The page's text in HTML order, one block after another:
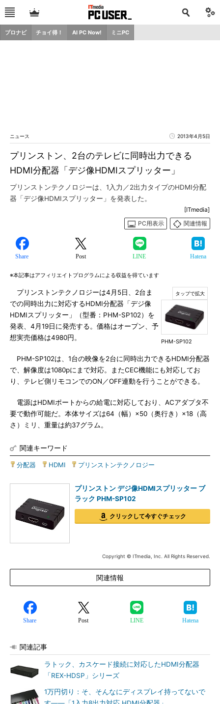
プロナビ チョイ得！ AI PC Now! ミニPC
ニュース 2013年4月5日
プリンストン、2台のテレビに同時出力できる
HDMI分配器「デジ像HDMIスプリッター」
プリンストンテクノロジーは、1入力／2出力タイプのHDMI分配
器「デジ像HDMIスプリッター」を発表した。
[ITmedia]
PC用表示
関連情報
Share Post LINE Hatena
※本記事はアフィリエイトプログラムによる収益を得ています
PHM-SP102
プリンストンテクノロジーは4月5日、2台ま
での同時出力に対応するHDMI分配器「デジ像
HDMIスプリッター」（型番：PHM-SP102）を
発表、4月19日に発売する。価格はオープン、予
想実売価格は4980円。
PHM-SP102は、1台の映像を2台に同時出力できるHDMI分配器
で、解像度は1080pにまで対応。またCEC機能にも対応してお
り、テレビ側リモコンでのON／OFF連動を行うことができる。
電源はHDMIポートからの給電に対応しており、ACアダプタ不
要で動作可能だ。本体サイズは64（幅）×50（奥行き）×18（高
さ）ミリ、重量は約37グラム。
関連キーワード
分配器 HDMI プリンストンテクノロジー
プリンストン デジ像HDMIスプリッター ブ
ラック PHM-SP102
クリックして今すぐチェック
Copyright © ITmedia, Inc. All Rights Reserved.
関連情報
Share Post LINE Hatena
関連記事
ラトック、カスケード接続に対応したHDMI分配器
「REX-HDSP」シリーズ
1万円切り：そ、そんなにディスプレイ持ってないで